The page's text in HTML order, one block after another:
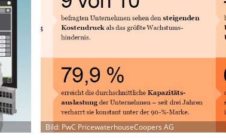
Bild: PwC PricewaterhouseCoopers AG